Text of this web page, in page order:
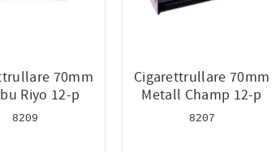
70mm
Riyo 12-p
8209
Cigarettrullare 70mm
Metall Champ 12-p
8207